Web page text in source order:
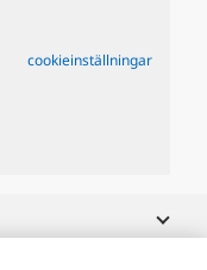
cookieinställningar